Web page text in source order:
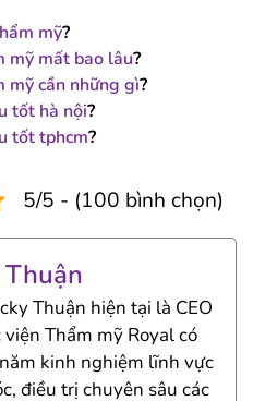
mỹ?
mỹ mất bao lâu?
mỹ cần những gì?
tốt hà nội?
tốt tphcm?
5/5 - (100 bình chọn)
Thuận hiện tại là CEO
viện Thẩm mỹ Royal có
kinh nghiệm lĩnh vực
điều trị chuyên sâu các